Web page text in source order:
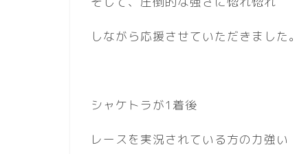
しながら応援させていただきました。
シャケトラが1着後
レースを実況されている方の力強い